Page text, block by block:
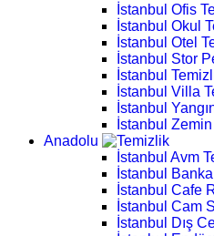
İstanbul Ofis
İstanbul Okul
İstanbul Otel
İstanbul Stor
İstanbul
İstanbul Villa
İstanbul
İstanbul
Anadolu
İstanbul Avm
İstanbul
İstanbul Cafe
İstanbul Cam
İstanbul Dış